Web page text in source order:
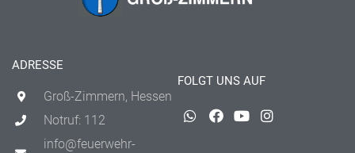
ADRESSE
Groß-Zimmern, Hessen
Notruf: 112
info@feuerwehr-
FOLGT UNS AUF